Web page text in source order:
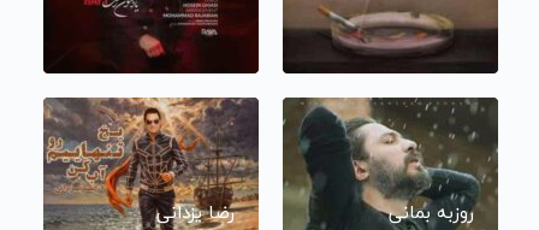
روزبه بمانی رضا یزدانی